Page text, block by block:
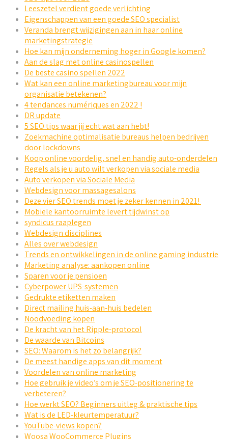
Leeszetel verdient goede verlichting
Eigenschappen van een goede SEO specialist
Veranda brengt wijzigingen aan in haar online
marketingstrategie
Hoe kan mijn onderneming hoger in Google komen?
Aan de slag met online casinospellen
De beste casino spellen 2022
Wat kan een online marketingbureau voor mijn
organisatie betekenen?
4 tendances numériques en 2022 !
DR update
5 SEO tips waar jij echt wat aan hebt!
Zoekmachine optimalisatie bureaus helpen bedrijven
door lockdowns
Koop online voordelig, snel en handig auto-onderdelen
Regels als je u auto wilt verkopen via sociale media
Auto verkopen via Sociale Media
Webdesign voor massagesalons
Deze vier SEO trends moet je zeker kennen in 2021!
Mobiele kantoorruimte levert tijdwinst op
syndicus raaplegen
Webdesign disciplines
Alles over webdesign
Trends en ontwikkelingen in de online gaming industrie
Marketing analyse: aankopen online
Sparen voor je pensioen
Cyberpower UPS-systemen
Gedrukte etiketten maken
Direct mailing huis-aan-huis bedelen
Noodvoeding kopen
De kracht van het Ripple-protocol
De waarde van Bitcoins
SEO: Waarom is het zo belangrijk?
De meest handige apps van dit moment
Voordelen van online marketing
Hoe gebruik je video’s om je SEO-positionering te
verbeteren?
Hoe werkt SEO? Beginners uitleg & praktische tips
Wat is de LED-kleurtemperatuur?
YouTube-views kopen?
Woosa WooCommerce Plugins